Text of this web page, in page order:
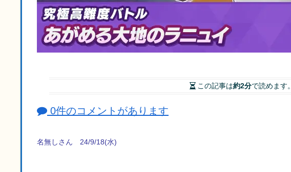
この記事は約2分で読めます。
0件のコメントがあります
名無しさん 24/9/18(水)